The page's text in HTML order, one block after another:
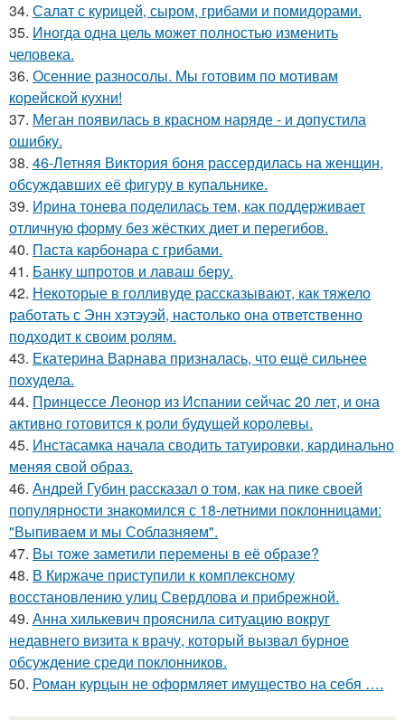
34. Салат с курицей, сыром, грибами и помидорами.
35. Иногда одна цель может полностью изменить
человека.
36. Осенние разносолы. Мы готовим по мотивам
корейской кухни!
37. Меган появилась в красном наряде - и допустила
ошибку.
38. 46-Летняя Виктория боня рассердилась на женщин,
обсуждавших её фигуру в купальнике.
39. Ирина тонева поделилась тем, как поддерживает
отличную форму без жёстких диет и перегибов.
40. Паста карбонара с грибами.
41. Банку шпротов и лаваш беру.
42. Некоторые в голливуде рассказывают, как тяжело
работать с Энн хэтэуэй, настолько она ответственно
подходит к своим ролям.
43. Екатерина Варнава призналась, что ещё сильнее
похудела.
44. Принцессе Леонор из Испании сейчас 20 лет, и она
активно готовится к роли будущей королевы.
45. Инстасамка начала сводить татуировки, кардинально
меняя свой образ.
46. Андрей Губин рассказал о том, как на пике своей
популярности знакомился с 18-летними поклонницами:
"Выпиваем и мы Соблазняем".
47. Вы тоже заметили перемены в её образе?
48. В Киржаче приступили к комплексному
восстановлению улиц Свердлова и прибрежной.
49. Анна хилькевич прояснила ситуацию вокруг
недавнего визита к врачу, который вызвал бурное
обсуждение среди поклонников.
50. Роман курцын не оформляет имущество на себя ….